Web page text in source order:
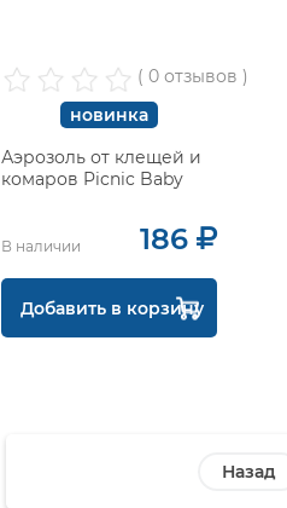
( 0 отзывов )
новинка
Аэрозоль от клещей и
комаров Picnic Baby
В наличии 186
Добавить в корзину
Назад